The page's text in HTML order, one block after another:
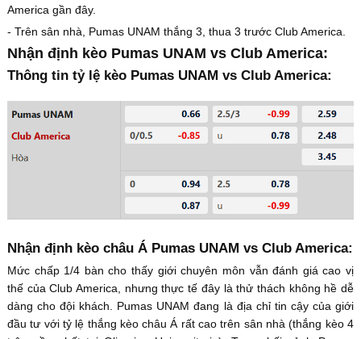
America gần đây.
- Trên sân nhà, Pumas UNAM thắng 3, thua 3 trước Club America.
Nhận định kèo Pumas UNAM vs Club America:
Thông tin tỷ lệ kèo Pumas UNAM vs Club America:
Nhận định kèo châu Á Pumas UNAM vs Club America:
Mức chấp 1/4 bàn cho thấy giới chuyên môn vẫn đánh giá cao vị
thế của Club America, nhưng thực tế đây là thử thách không hề dễ
dàng cho đội khách. Pumas UNAM đang là địa chỉ tin cậy của giới
đầu tư với tỷ lệ thắng kèo châu Á rất cao trên sân nhà (thắng kèo 4